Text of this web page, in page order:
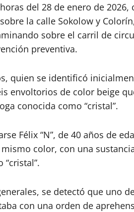
del 28 de enero de 2026,
la calle Sokolow y
sobre el carril de
preventiva.
quien se identificó
envoltorios de color beige
conocida como “cristal”.
Félix “N”, de 40 años de
color, con una
se detectó que uno
con una orden de